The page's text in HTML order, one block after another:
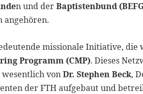
n und derBaptistenbund
angehören.
missionale Initiative,
Programm (CMP). Dieses
vonDr. Stephen Beck,
der FTH aufgebaut und